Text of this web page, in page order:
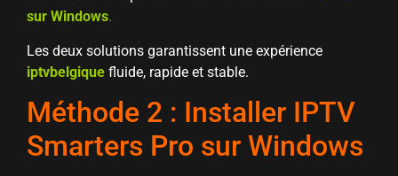
sur Windows.
Les deux solutions garantissent une expérience
iptvbelgique fluide, rapide et stable.
Méthode 2 : Installer IPTV
Smarters Pro sur Windows